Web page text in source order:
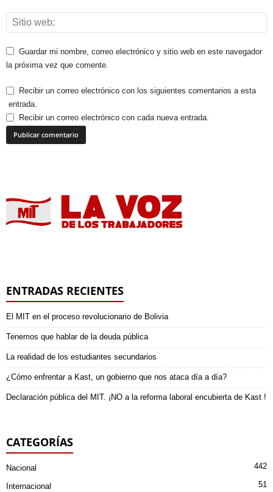
Guardar mi nombre, correo electrónico y sitio web en este navegador
la próxima vez que comente.
Recibir un correo electrónico con los siguientes comentarios a esta
entrada.
Recibir un correo electrónico con cada nueva entrada.
ENTRADAS RECIENTES
El MIT en el proceso revolucionario de Bolivia
Tenemos que hablar de la deuda pública
La realidad de los estudiantes secundarios
¿Cómo enfrentar a Kast, un gobierno que nos ataca día a día?
Declaración pública del MIT. ¡NO a la reforma laboral encubierta de Kast !
CATEGORÍAS
Nacional 442
Internacional 51